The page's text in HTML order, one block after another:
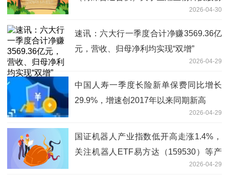
有限公司2025年度内部控制审计报告
2026-04-30
速讯：六大行一季度合计净赚3569.36亿
元，营收、归母净利均实现“双增”
2026-04-29
中国人寿一季度长险新单保费同比增长
29.9%，增速创2017年以来同期新高
2026-04-29
国证机器人产业指数低开高走涨1.4%，
关注机器人ETF易方达（159530）等产
2026-04-29